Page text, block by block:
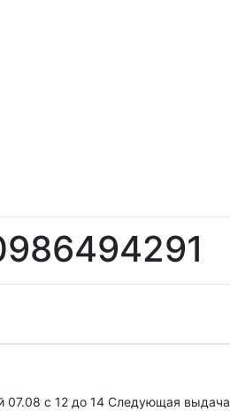
07.08 c 12 до 14 Следующая выдача